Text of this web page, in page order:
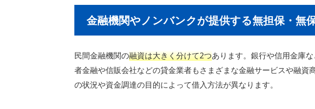
金融機関やノンバンクが提供する無担保・無
民間金融機関の融資は大きく分けて2つあります。銀行や信用金庫
者金融や信販会社などの貸金業者もさまざまな金融サービスや融資
の状況や資金調達の目的によって借入方法が異なります。